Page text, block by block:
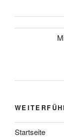
Startseite